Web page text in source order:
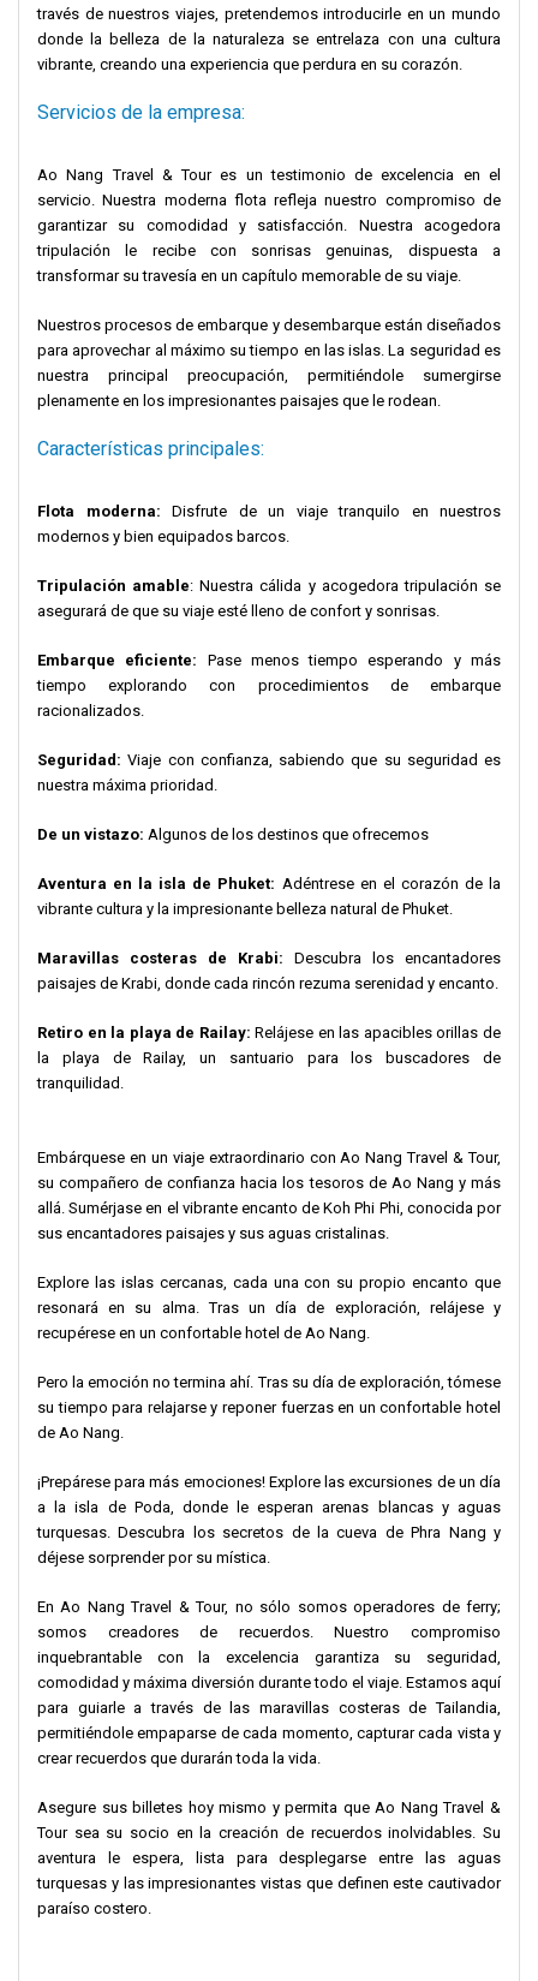
través de nuestros viajes, pretendemos introducirle en un mundo
donde la belleza de la naturaleza se entrelaza con una cultura
vibrante, creando una experiencia que perdura en su corazón.
Servicios de la empresa:
Ao Nang Travel & Tour es un testimonio de excelencia en el
servicio. Nuestra moderna flota refleja nuestro compromiso de
garantizar su comodidad y satisfacción. Nuestra acogedora
tripulación le recibe con sonrisas genuinas, dispuesta a
transformar su travesía en un capítulo memorable de su viaje.
Nuestros procesos de embarque y desembarque están diseñados
para aprovechar al máximo su tiempo en las islas. La seguridad es
nuestra principal preocupación, permitiéndole sumergirse
plenamente en los impresionantes paisajes que le rodean.
Características principales:
Flota moderna: Disfrute de un viaje tranquilo en nuestros
modernos y bien equipados barcos.
Tripulación amable: Nuestra cálida y acogedora tripulación se
asegurará de que su viaje esté lleno de confort y sonrisas.
Embarque eficiente: Pase menos tiempo esperando y más
tiempo explorando con procedimientos de embarque
racionalizados.
Seguridad: Viaje con confianza, sabiendo que su seguridad es
nuestra máxima prioridad.
De un vistazo: Algunos de los destinos que ofrecemos
Aventura en la isla de Phuket: Adéntrese en el corazón de la
vibrante cultura y la impresionante belleza natural de Phuket.
Maravillas costeras de Krabi: Descubra los encantadores
paisajes de Krabi, donde cada rincón rezuma serenidad y encanto.
Retiro en la playa de Railay: Relájese en las apacibles orillas de
la playa de Railay, un santuario para los buscadores de
tranquilidad.
Embárquese en un viaje extraordinario con Ao Nang Travel & Tour,
su compañero de confianza hacia los tesoros de Ao Nang y más
allá. Sumérjase en el vibrante encanto de Koh Phi Phi, conocida por
sus encantadores paisajes y sus aguas cristalinas.
Explore las islas cercanas, cada una con su propio encanto que
resonará en su alma. Tras un día de exploración, relájese y
recupérese en un confortable hotel de Ao Nang.
Pero la emoción no termina ahí. Tras su día de exploración, tómese
su tiempo para relajarse y reponer fuerzas en un confortable hotel
de Ao Nang.
¡Prepárese para más emociones! Explore las excursiones de un día
a la isla de Poda, donde le esperan arenas blancas y aguas
turquesas. Descubra los secretos de la cueva de Phra Nang y
déjese sorprender por su mística.
En Ao Nang Travel & Tour, no sólo somos operadores de ferry;
somos creadores de recuerdos. Nuestro compromiso
inquebrantable con la excelencia garantiza su seguridad,
comodidad y máxima diversión durante todo el viaje. Estamos aquí
para guiarle a través de las maravillas costeras de Tailandia,
permitiéndole empaparse de cada momento, capturar cada vista y
crear recuerdos que durarán toda la vida.
Asegure sus billetes hoy mismo y permita que Ao Nang Travel &
Tour sea su socio en la creación de recuerdos inolvidables. Su
aventura le espera, lista para desplegarse entre las aguas
turquesas y las impresionantes vistas que definen este cautivador
paraíso costero.